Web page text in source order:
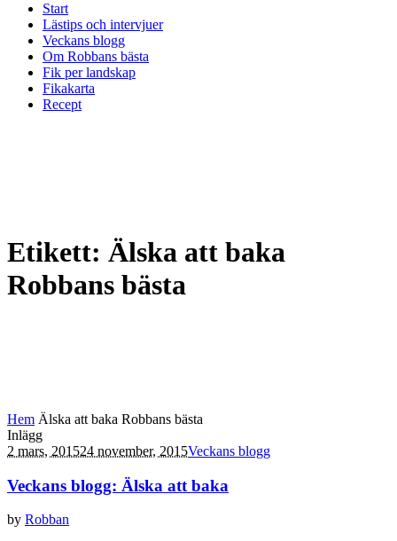
Start
Lästips och intervjuer
Veckans blogg
Om Robbans bästa
Fik per landskap
Fikakarta
Recept
Etikett: Älska att baka
Robbans bästa
Hem Älska att baka Robbans bästa
Inlägg
2 mars, 201524 november, 2015Veckans blogg
Veckans blogg: Älska att baka
by Robban